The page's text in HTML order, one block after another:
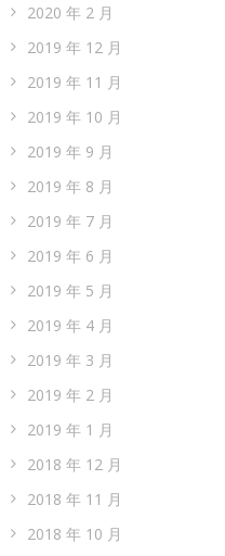
2020 年 2 月
2019 年 12 月
2019 年 11 月
2019 年 10 月
2019 年 9 月
2019 年 8 月
2019 年 7 月
2019 年 6 月
2019 年 5 月
2019 年 4 月
2019 年 3 月
2019 年 2 月
2019 年 1 月
2018 年 12 月
2018 年 11 月
2018 年 10 月